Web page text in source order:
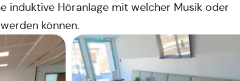
induktive Höranlage mit welcher Musik oder
können.